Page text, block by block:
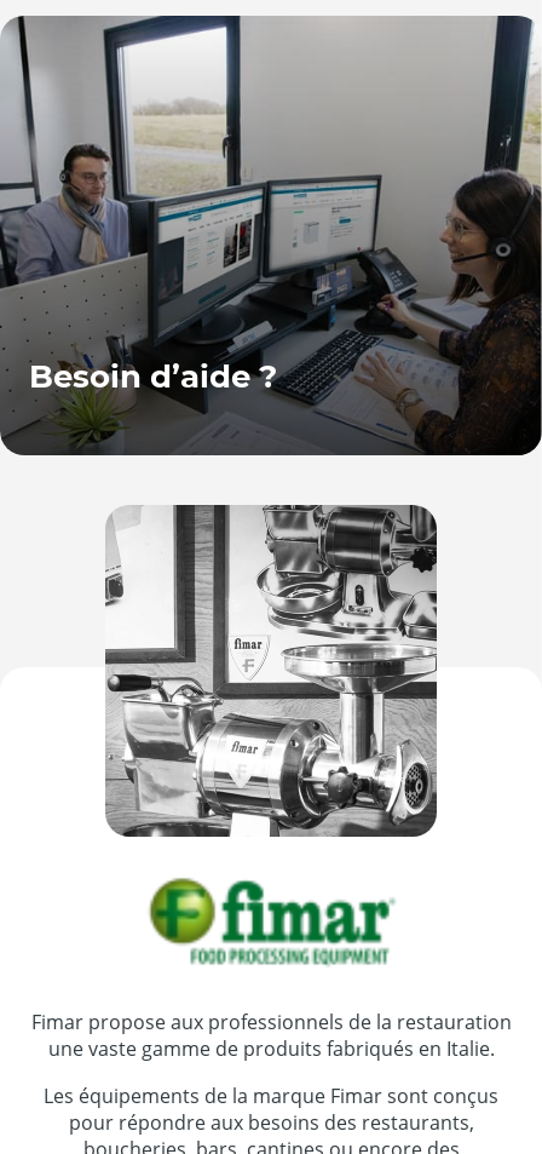
Besoin d’aide ?
Fimar propose aux professionnels de la restauration
une vaste gamme de produits fabriqués en Italie.
Les équipements de la marque Fimar sont conçus
pour répondre aux besoins des restaurants,